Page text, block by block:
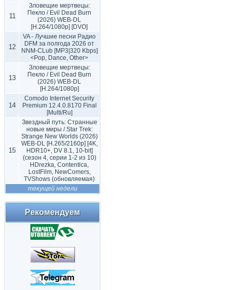
11
Зловещие мертвецы:
Пекло / Evil Dead Burn
(2026) WEB-DL
[H.264/1080p] [DVO]
12
VA - Лучшие песни Радио
DFM за полгода 2026 от
NNM-CLub [MP3|320 Kbps]
<Pop, Dance, Other>
13
Зловещие мертвецы:
Пекло / Evil Dead Burn
(2026) WEB-DL
[H.264/1080p]
14
Comodo Internet Security
Premium 12.4.0.8170 Final
[Multi/Ru]
15
Звездный путь: Странные
новые миры / Star Trek:
Strange New Worlds (2026)
WEB-DL [H.265/2160p] [4K,
HDR10+, DV 8.1, 10-bit]
(сезон 4, серии 1-2 из 10)
HDrezka, Contentica,
LostFilm, NewComers,
TVShows (обновляемая)
текущей недели
Рекомендуем